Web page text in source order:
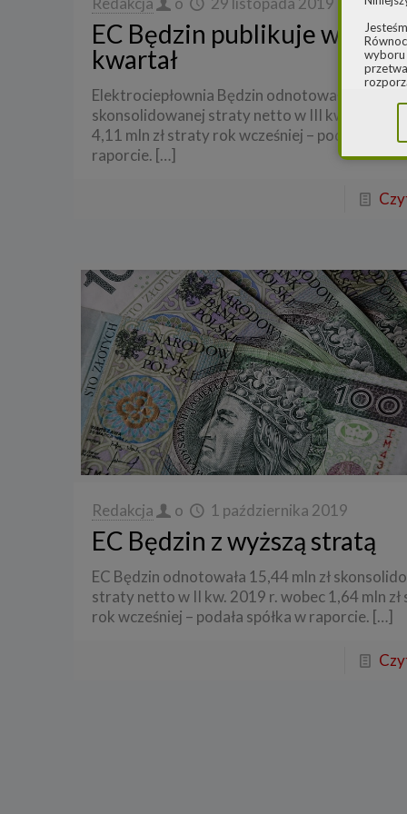
EC Będzin publikuje wyniki
kwartał
Elektrociepłownia Będzin odnotowała 10,88
skonsolidowanej straty netto w III kw. 2019 r.
4,11 mln zł straty rok wcześniej – podała spółka
raporcie. […]
Redakcja o 1 października 2019
EC Będzin z wyższą stratą
EC Będzin odnotowała 15,44 mln zł
straty netto w II kw. 2019 r. wobec 1,64 mln
rok wcześniej – podała spółka w raporcie. […]
wyboru
2.
ul.
danych
W
a) pod
b)
3.
stron i
4. Cel
Twoje
a)
swoje
b)
oraz
c)